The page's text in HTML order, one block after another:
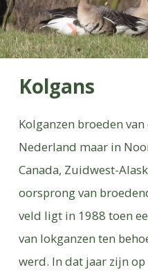
Kolgans
Kolganzen broeden
Nederland maar in
Canada, Zuidwest-
oorsprong van
veld ligt in 1988 toen
van lokganzen ten
werd. In dat jaar zijn